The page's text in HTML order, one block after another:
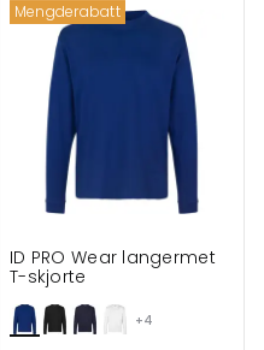
Mengderabatt
+4
ID PRO Wear langermet
T-skjorte